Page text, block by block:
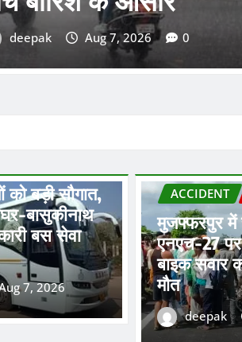
को बड़ी सौगात,
बासुकीनाथ
बस सेवा
7, 2026
ACCIDENT
मुजफ्फरपुर में
एनएच-27 पर
बाइक सवार
मौत
deepak